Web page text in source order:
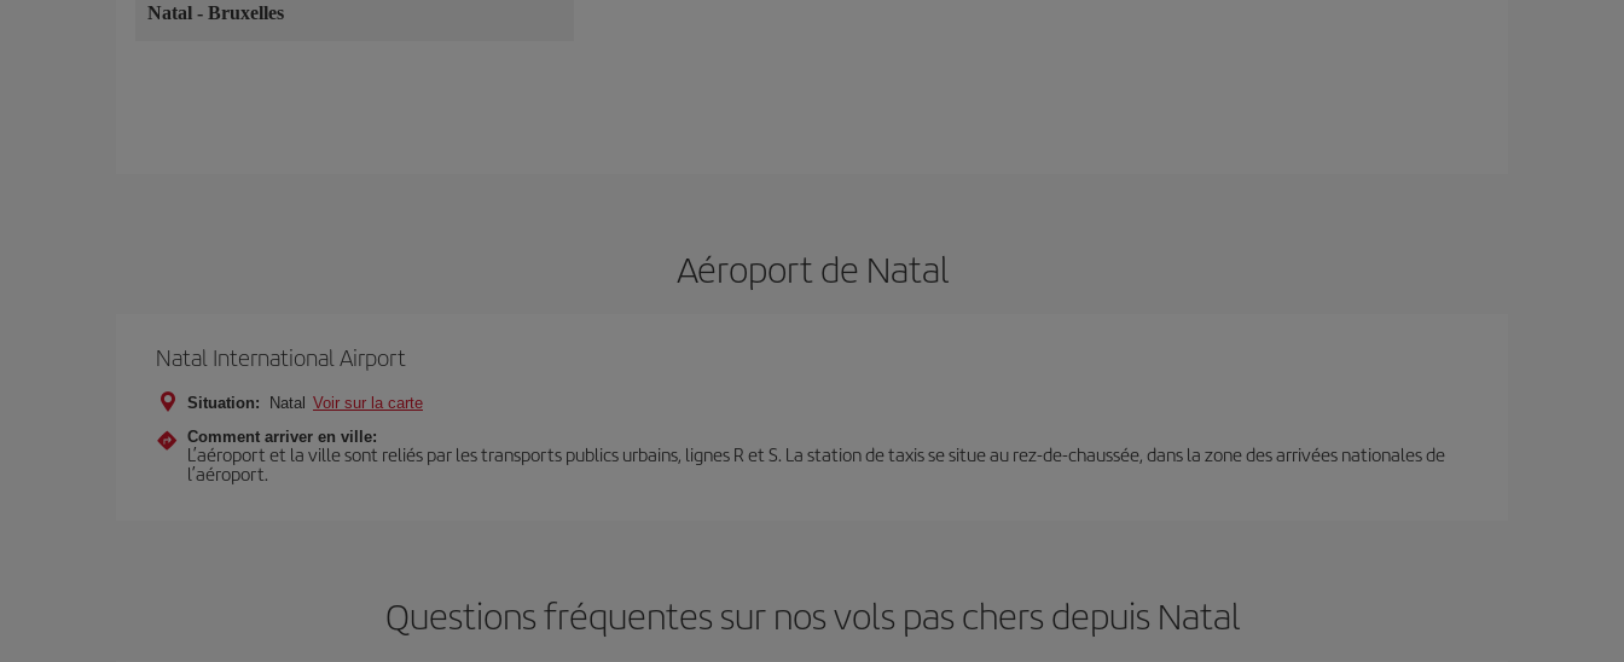
Natal - Bruxelles
Aéroport de Natal
Natal International Airport
Situation: Natal Voir sur la carte
Comment arriver en ville:
L’aéroport et la ville sont reliés par les transports publics urbains, lignes R et S. La station de taxis se situe au rez-de-chaussée, dans la zone des arrivées nationales de
l’aéroport.
Questions fréquentes sur nos vols pas chers depuis Natal